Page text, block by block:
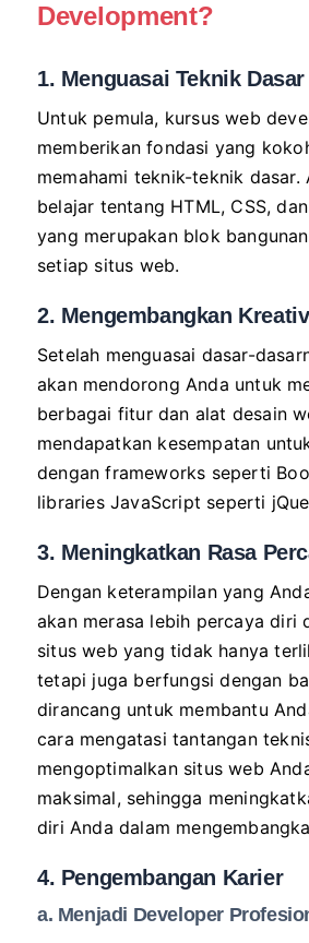
Development?
1. Menguasai Teknik Dasar
Untuk pemula, kursus web
memberikan fondasi yang
memahami teknik-teknik dasar.
belajar tentang HTML, CSS,
yang merupakan blok
setiap situs web.
2. Mengembangkan
Setelah menguasai dasar-
akan mendorong Anda untuk
berbagai fitur dan alat desain
mendapatkan kesempatan
dengan frameworks seperti
libraries JavaScript seperti
3. Meningkatkan Rasa
Dengan keterampilan yang
akan merasa lebih percaya diri
situs web yang tidak hanya
tetapi juga berfungsi dengan
dirancang untuk membantu
cara mengatasi tantangan
mengoptimalkan situs web
maksimal, sehingga
diri Anda dalam
4. Pengembangan Karier
a. Menjadi Developer